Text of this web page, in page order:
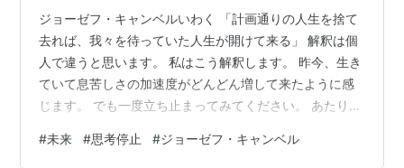
ジョーゼフ・キャンベルいわく 「計画通りの人生を捨て
去れば、我々を待っていた人生が開けて来る」 解釈は個
人で違うと思います。 私はこう解釈します。 昨今、生き
ていて息苦しさの加速度がどんどん増して来たように感
じます。 でも一度立ち止まってみてください。 あたりま
来を自由に選べるはずです。 ガチガチの硬直した世界か
#未来 #思考停止 #ジョーゼフ・キャンベル